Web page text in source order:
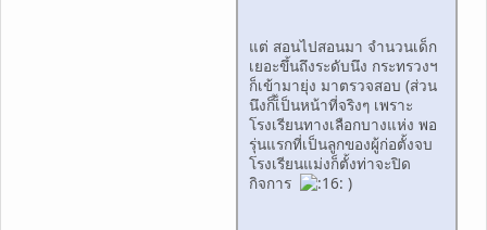
แต่ สอนไปสอนมา จำนวนเด็ก
เยอะขึ้นถึงระดับนึง กระทรวงฯ
ก็เข้ามายุ่ง มาตรวจสอบ (ส่วน
นึงก็เ็้ป็นหน้าที่จริงๆ เพราะ
โรงเรียนทางเลือกบางแห่ง พอ
รุ่นแรกที่เป็นลูกของผู้ก่อตั้งจบ
โรงเรียนแม่งก็ตั้งท่าจะปิด
กิจการ
)